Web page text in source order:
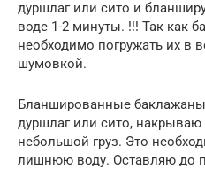
дуршлаг или сито и
воде 1-2 минуты. !!! Так как
необходимо погружать их
шумовкой.
Бланшированные
дуршлаг или сито,
небольшой груз. Это
лишнюю воду. Оставляю до